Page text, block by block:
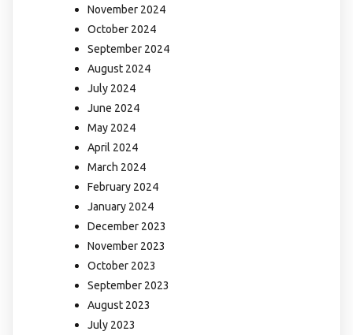
November 2024
October 2024
September 2024
August 2024
July 2024
June 2024
May 2024
April 2024
March 2024
February 2024
January 2024
December 2023
November 2023
October 2023
September 2023
August 2023
July 2023